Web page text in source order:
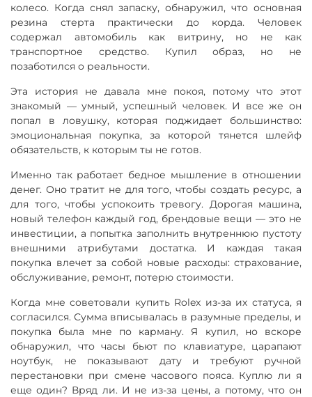
колесо. Когда снял запаску, обнаружил, что основная
резина стерта практически до корда. Человек
содержал автомобиль как витрину, но не как
транспортное средство. Купил образ, но не
позаботился о реальности.
Эта история не давала мне покоя, потому что этот
знакомый — умный, успешный человек. И все же он
попал в ловушку, которая поджидает большинство:
эмоциональная покупка, за которой тянется шлейф
обязательств, к которым ты не готов.
Именно так работает бедное мышление в отношении
денег. Оно тратит не для того, чтобы создать ресурс, а
для того, чтобы успокоить тревогу. Дорогая машина,
новый телефон каждый год, брендовые вещи — это не
инвестиции, а попытка заполнить внутреннюю пустоту
внешними атрибутами достатка. И каждая такая
покупка влечет за собой новые расходы: страхование,
обслуживание, ремонт, потерю стоимости.
Когда мне советовали купить Rolex из-за их статуса, я
согласился. Сумма вписывалась в разумные пределы, и
покупка была мне по карману. Я купил, но вскоре
обнаружил, что часы бьют по клавиатуре, царапают
ноутбук, не показывают дату и требуют ручной
перестановки при смене часового пояса. Куплю ли я
еще один? Вряд ли. И не из-за цены, а потому, что он